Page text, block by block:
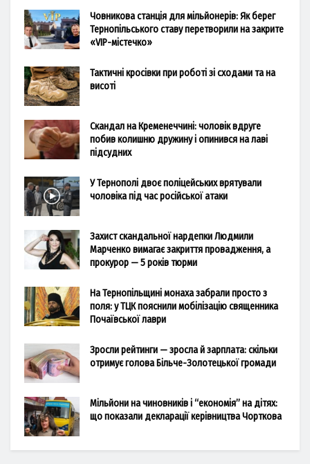
Човникова станція для мільйонерів: Як берег
Тернопільського ставу перетворили на закрите
«VIP-містечко»
Тактичні кросівки при роботі зі сходами та на
висоті
Скандал на Кременеччині: чоловік вдруге
побив колишню дружину і опинився на лаві
підсудних
У Тернополі двоє поліцейських врятували
чоловіка під час російської атаки
Захист скандальної нардепки Людмили
Марченко вимагає закриття провадження, а
прокурор — 5 років тюрми
На Тернопільщині монаха забрали просто з
поля: у ТЦК пояснили мобілізацію священника
Почаївської лаври
Зросли рейтинги — зросла й зарплата: скільки
отримує голова Більче-Золотецької громади
Мільйони на чиновників і “економія” на дітях:
що показали декларації керівництва Чорткова